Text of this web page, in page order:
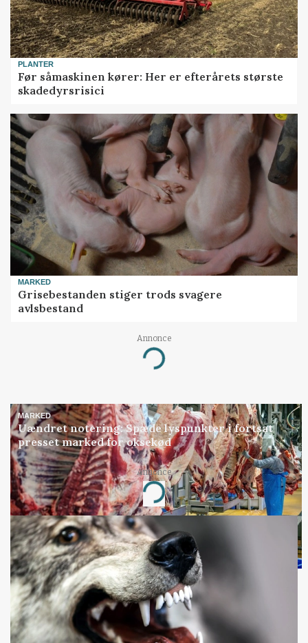
PLANTER
Før såmaskinen kører: Her er efterårets største
skadedyrsrisici
MARKED
Grisebestanden stiger trods svagere
avlsbestand
Annonce
Loading...
MARKED
Uændret notering: Spæde lyspunkter i fortsat
presset marked for oksekød
Annonce
Loading...